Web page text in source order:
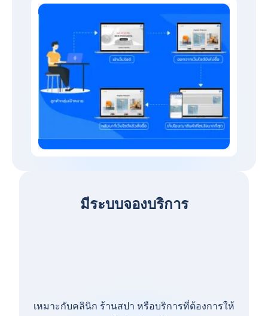
มีระบบจองบริการ
เหมาะกับคลินิก ร้านสปา หรือบริการที่ต้องการให้